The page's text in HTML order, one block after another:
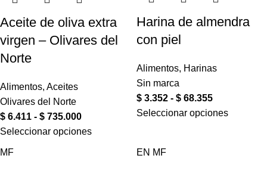
Aceite de oliva extra
virgen – Olivares del
Norte
Alimentos, Aceites
Olivares del Norte
$ 6.411 - $ 735.000
Seleccionar opciones
Harina de almendra
con piel
Alimentos, Harinas
Sin marca
$ 3.352 - $ 68.355
Seleccionar opciones
MF EN MF